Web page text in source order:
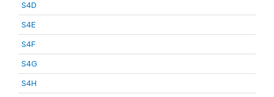
S4D
S4E
S4F
S4G
S4H